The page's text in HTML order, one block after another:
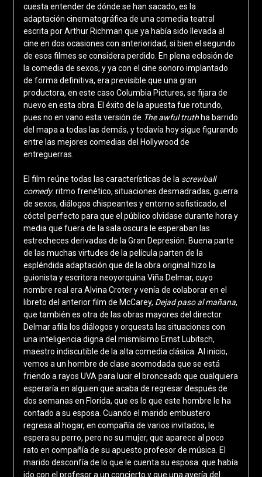
cuesta entender de dónde se han sacado, es la
adaptación cinematográfica de una comedia teatral
escrita por Arthur Richman que ya había sido llevada al
cine en dos ocasiones con anterioridad, si bien el segundo
de esos filmes se considera perdido. En plena eclosión de
la comedia de sexos, y ya con el cine sonoro implantado
de forma definitiva, era previsible que una gran
productora, en este caso Columbia Pictures, se fijara de
nuevo en esta obra. El éxito de la apuesta fue rotundo,
pues no en vano esta versión de The awful truthha barrido
del mapa a todas las demás, y todavía hoy sigue figurando
entre las mejores comedias del Hollywood de
entreguerras.
El film reúne todas las características de la screwball
comedy: ritmo frenético, situaciones desmadradas, guerra
de sexos, diálogos chispeantes y entorno sofisticado, el
cóctel perfecto para que el público olvidase durante hora y
media que fuera de la sala oscura le esperaban las
estrecheces derivadas de la Gran Depresión. Buena parte
de las muchas virtudes de la película parten de la
espléndida adaptación que de la obra original hizo la
guionista y escritora neoyorquina Viña Delmar, cuyo
nombre real era Alvina Croter y venía de colaborar en el
libreto del anterior film de McCarey, Dejad paso al mañana,
que también es otra de las obras mayores del director.
Delmar afila los diálogos y orquesta las situaciones con
una inteligencia digna del mismísimo Ernst Lubitsch,
maestro indiscutible de la alta comedia clásica. Al inicio,
vemos a un hombre de clase acomodada que se está
friendo a rayos UVA para lucir el bronceado que cualquiera
esperaría en alguien que acaba de regresar después de
dos semanas en Florida, que es lo que este hombre le ha
contado a su esposa. Cuando el marido embustero
regresa al hogar, en compañía de varios invitados, le
espera su perro, pero no su mujer, que aparece al poco
rato en compañía de su apuesto profesor de música. El
marido desconfía de lo que le cuenta su esposa: que había
ido con el profesor a un concierto y que una avería del